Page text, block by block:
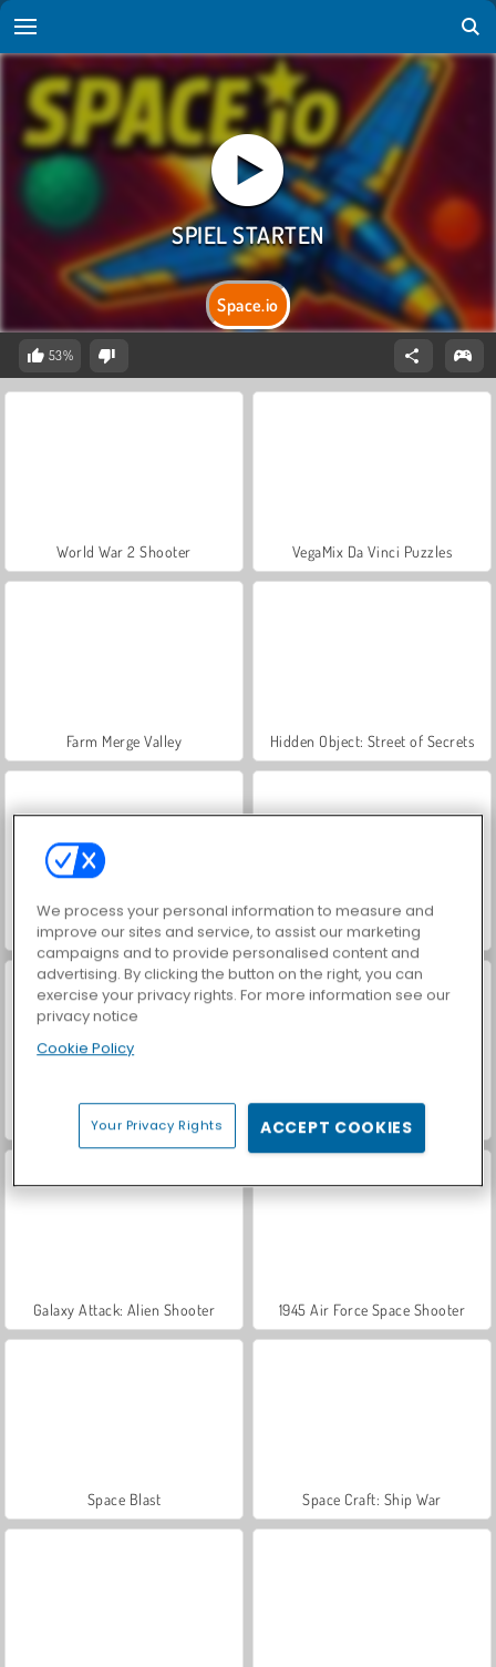
Space.io
53%
World War 2 Shooter VegaMix Da Vinci Puzzles
Farm Merge Valley Hidden Object: Street of Secrets
ASMR Makeover & Makeup Studio Royal Story
Car Parking City Duel Let's Fish!
Galaxy Attack: Alien Shooter 1945 Air Force Space Shooter
Space Blast Space Craft: Ship War
We process your personal information to measure and
improve our sites and service, to assist our marketing
campaigns and to provide personalised content and
advertising. By clicking the button on the right, you can
exercise your privacy rights. For more information see our
privacy notice
Cookie Policy
Your Privacy Rights ACCEPT COOKIES